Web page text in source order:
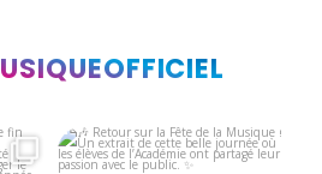
fin 🎶 Retour sur la Fête de la Musique
!